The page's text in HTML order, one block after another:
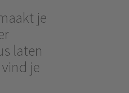
je
laten
je